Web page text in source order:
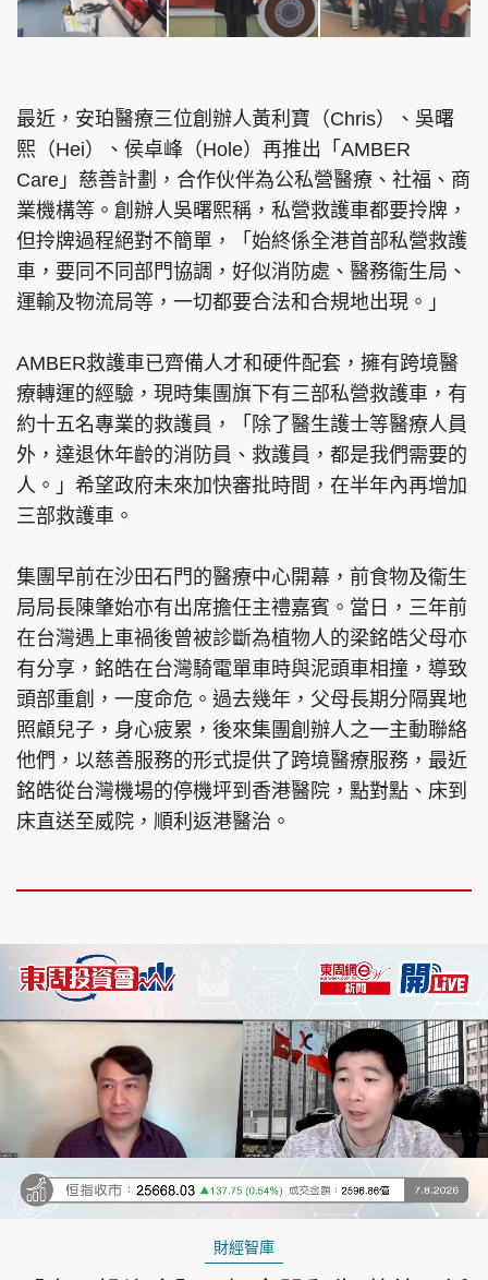
關於我們 使用條款
Copyright © 東周網 版權所有 . 不得轉載
©Eastweek.com.hk. All rights reserved.
最近，安珀醫療三位創辦人黃利寶（Chris）、吳曙
熙（Hei）、侯卓峰（Hole）再推出「AMBER
Care」慈善計劃，合作伙伴為公私營醫療、社福、商
業機構等。創辦人吳曙熙稱，私營救護車都要拎牌，
但拎牌過程絕對不簡單，「始終係全港首部私營救護
車，要同不同部門協調，好似消防處、醫務衞生局、
運輸及物流局等，一切都要合法和合規地出現。」
AMBER救護車已齊備人才和硬件配套，擁有跨境醫
療轉運的經驗，現時集團旗下有三部私營救護車，有
約十五名專業的救護員，「除了醫生護士等醫療人員
外，達退休年齡的消防員、救護員，都是我們需要的
人。」希望政府未來加快審批時間，在半年內再增加
三部救護車。
集團早前在沙田石門的醫療中心開幕，前食物及衞生
局局長陳肇始亦有出席擔任主禮嘉賓。當日，三年前
在台灣遇上車禍後曾被診斷為植物人的梁銘皓父母亦
有分享，銘皓在台灣騎電單車時與泥頭車相撞，導致
頭部重創，一度命危。過去幾年，父母長期分隔異地
照顧兒子，身心疲累，後來集團創辦人之一主動聯絡
他們，以慈善服務的形式提供了跨境醫療服務，最近
銘皓從台灣機場的停機坪到香港醫院，點對點、床到
床直送至威院，順利返港醫治。
UnmuteLoaded:
2.94%
財經智庫